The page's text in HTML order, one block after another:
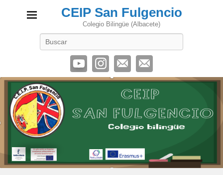
CEIP San Fulgencio
Colegio Bilingüe (Albacete)